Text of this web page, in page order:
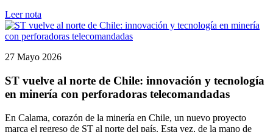
Leer nota
27 Mayo 2026
ST vuelve al norte de Chile: innovación y tecnología
en minería con perforadoras telecomandadas
En Calama, corazón de la minería en Chile, un nuevo proyecto
marca el regreso de ST al norte del país. Esta vez, de la mano de